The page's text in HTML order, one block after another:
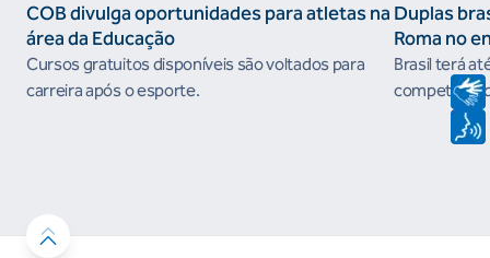
COB divulga oportunidades para atletas na
área da Educação
Cursos gratuitos disponíveis são voltados para
carreira após o esporte.
Duplas
Roma no
do
Brasil terá
competição
em prêmios